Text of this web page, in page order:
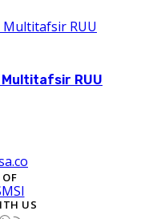
RUU
OF
US